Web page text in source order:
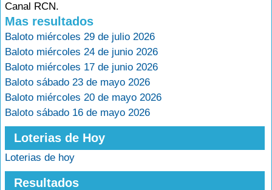
Canal RCN.
Mas resultados
Baloto miércoles 29 de julio 2026
Baloto miércoles 24 de junio 2026
Baloto miércoles 17 de junio 2026
Baloto sábado 23 de mayo 2026
Baloto miércoles 20 de mayo 2026
Baloto sábado 16 de mayo 2026
Loterias de Hoy
Loterias de hoy
Resultados